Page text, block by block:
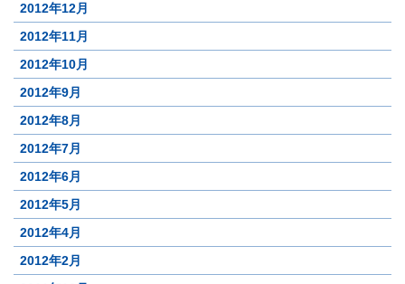
2012年12月
2012年11月
2012年10月
2012年9月
2012年8月
2012年7月
2012年6月
2012年5月
2012年4月
2012年2月